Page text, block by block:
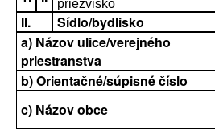
priezvisko
II.
Sídlo/bydlisko
a) Názov ulice/verejného
priestranstva
b) Orientačné/súpisné číslo
c) Názov obce